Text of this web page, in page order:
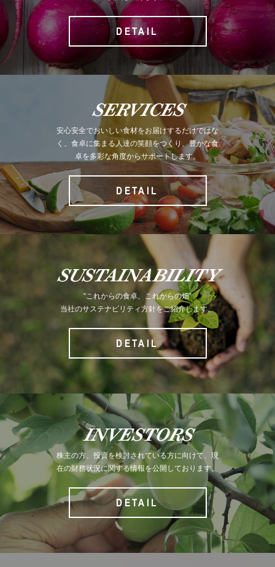
DETAIL
SERVICES
安心安全でおいしい食材をお届けするだけではな
く、食卓に集まる人達の笑顔をつくり、豊かな食
卓を多彩な角度からサポートします。
DETAIL
SUSTAINABILITY
“これからの食卓、これからの畑”
当社のサステナビリティ方針をご紹介します。
DETAIL
INVESTORS
株主の方、投資を検討されている方に向けて、現
在の財務状況に関する情報を公開しております。
DETAIL